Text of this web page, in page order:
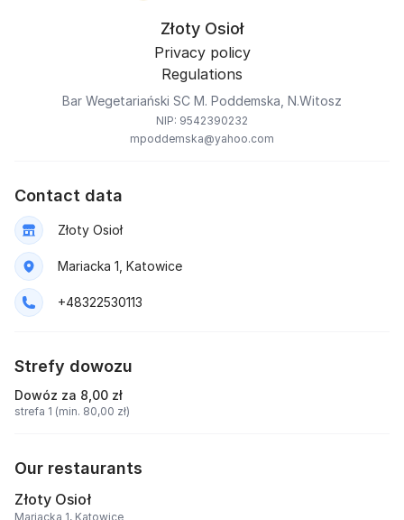
Złoty Osioł
Privacy policy
Regulations
Bar Wegetariański SC M. Poddemska, N.Witosz
NIP: 9542390232
mpoddemska@yahoo.com
Contact data
Złoty Osioł
Mariacka 1, Katowice
+48322530113
Strefy dowozu
Dowóz za 8,00 zł
strefa 1 (min. 80,00 zł)
Our restaurants
Złoty Osioł
Mariacka 1, Katowice